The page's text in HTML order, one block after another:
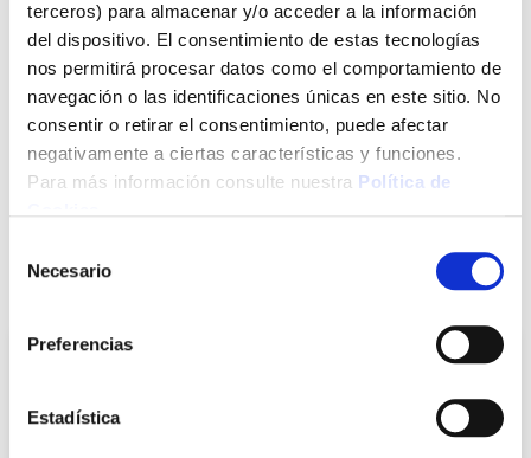
terceros) para almacenar y/o acceder a la información
del dispositivo. El consentimiento de estas tecnologías
nos permitirá procesar datos como el comportamiento de
navegación o las identificaciones únicas en este sitio. No
consentir o retirar el consentimiento, puede afectar
negativamente a ciertas características y funciones.
Para más información consulte nuestra Política de
Necesario
Preferencias
Estadística
Click&Collect - Recogida gratis
en nuestras tiendas
Envío a domicilio:
5 días hábiles
+ INFO